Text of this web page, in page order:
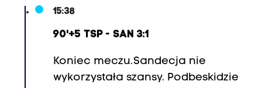
15:38
90'+5 TSP - SAN 3:1
Koniec meczu. Sandecja nie
wykorzystała szansy. Podbeskidzie